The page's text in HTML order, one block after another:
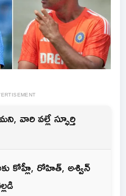
వారి వల్లే స్ఫూర్తి
కోహ్లీ, రోహిత్, అశ్విన్